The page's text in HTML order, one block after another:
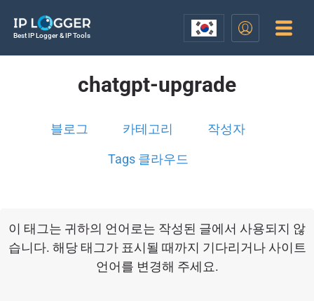
Best IP Logger & IP Tools
chatgpt-upgrade
블로그 카테고리 작성자
Tags 클라우드